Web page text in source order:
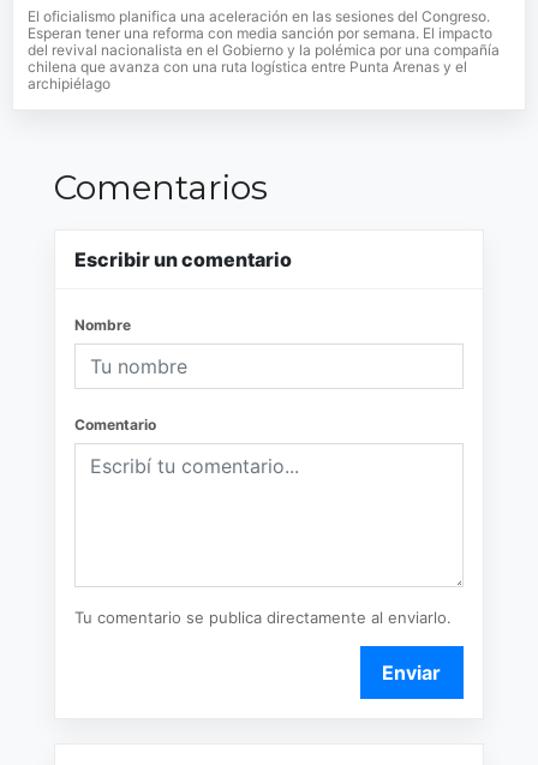
El oficialismo planifica una aceleración en las sesiones del Congreso.
Esperan tener una reforma con media sanción por semana. El impacto
del revival nacionalista en el Gobierno y la polémica por una compañía
chilena que avanza con una ruta logística entre Punta Arenas y el
archipiélago
Comentarios
Escribir un comentario
Nombre
Comentario
Tu comentario se publica directamente al enviarlo.
Enviar